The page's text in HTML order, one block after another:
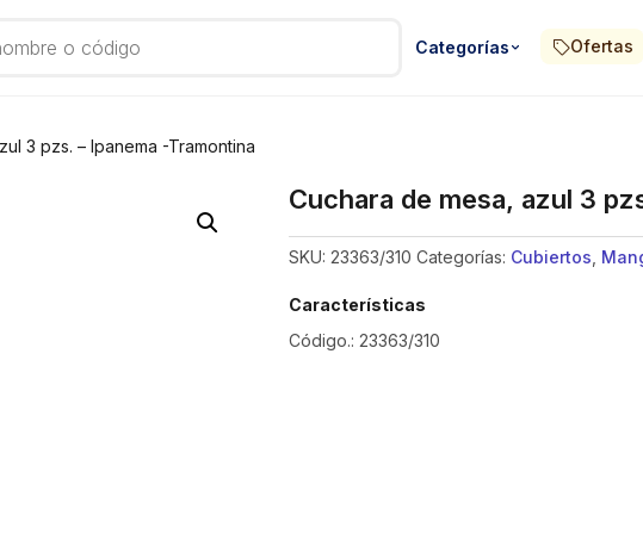
Ofertas
Categorías
3 pzs. – Ipanema -Tramontina
Cuchara de mesa, azul 3
SKU: 23363/310 Categorías: Cubiertos
Características
Código.: 23363/310